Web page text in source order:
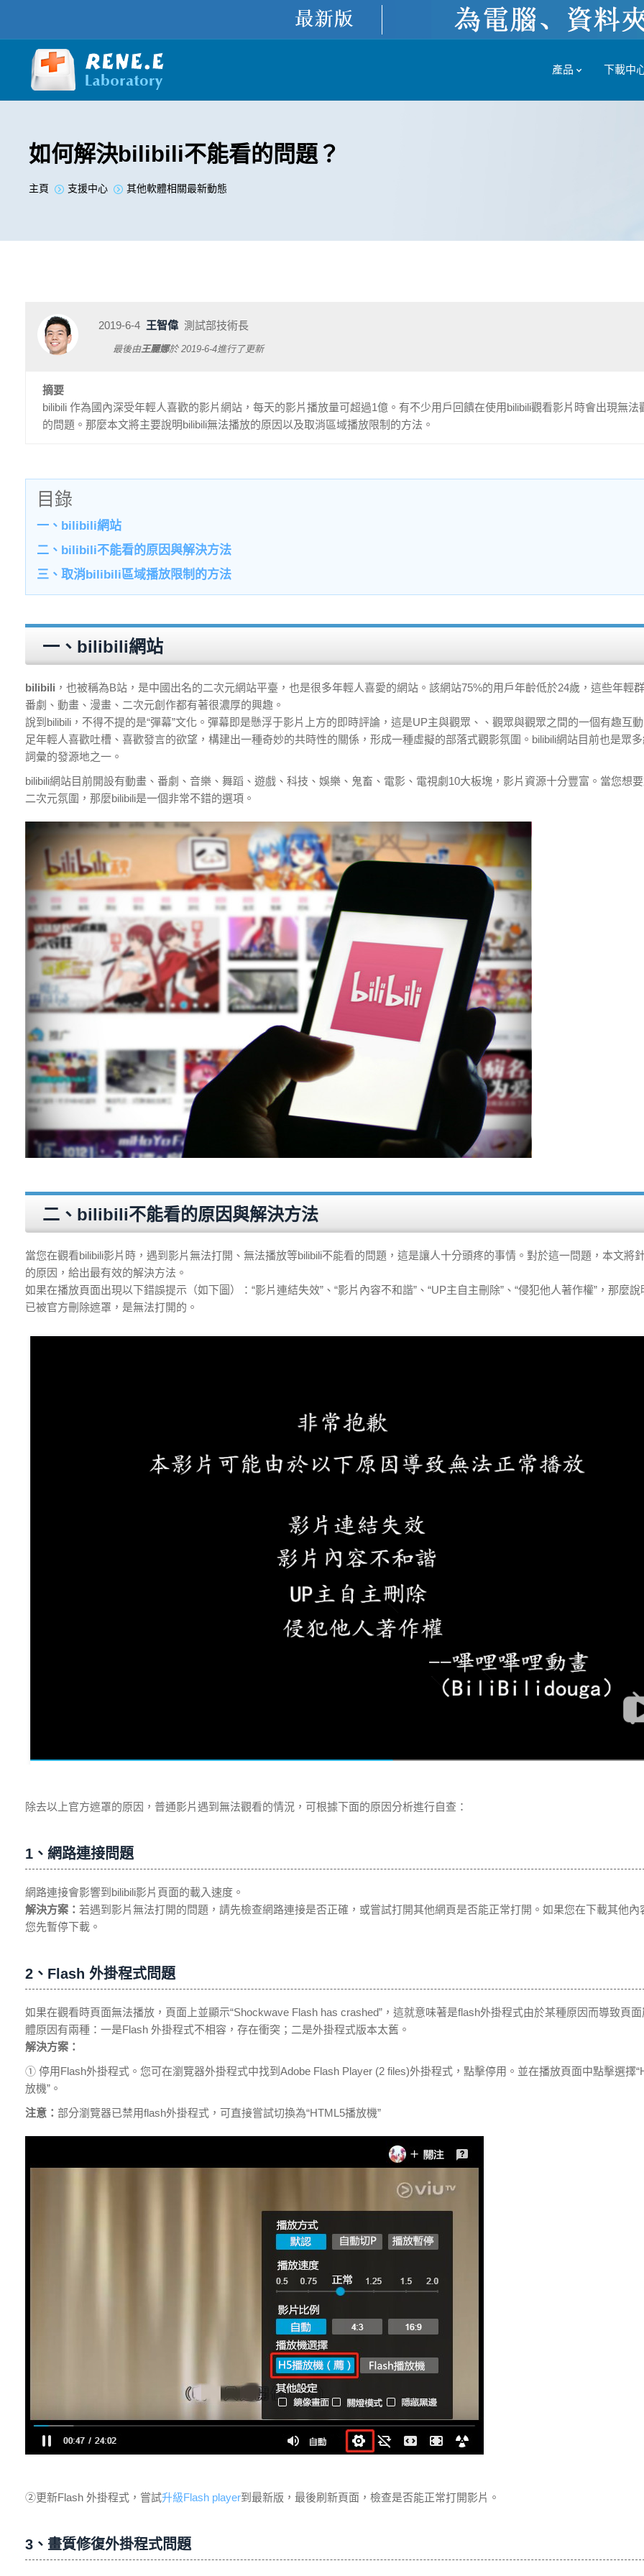
產品 下載中
如何解決bilibili不能看的問題？
您在此处：
主頁 支援中心 其他軟體相關最新動態
2019-6-4 王智偉 測試部技術長
最後由王麗娜於2019-6-4進行了更新
摘要
bilibili 作為國內深受年輕人喜歡的影片網站，每天的影片播放量可超過1億。有不少用戶回饋在使用bilibili觀看影片時會出現無法
的問題。那麼本文將主要說明bilibili無法播放的原因以及取消區域播放限制的方法。
目錄
一、bilibili網站
二、bilibili不能看的原因與解決方法
三、取消bilibili區域播放限制的方法
一、bilibili網站
bilibili ，也被稱為B站，是中國出名的二次元網站平臺，也是很多年輕人喜愛的網站。該網站75%的用戶年齡低於24歲，這些年輕
番劇、動畫、漫畫、二次元創作都有著很濃厚的興趣。
說到bilibili，不得不提的是“彈幕”文化。彈幕即是懸浮于影片上方的即時評論，這是UP主與觀眾、、觀眾與觀眾之間的一個有趣互
足年輕人喜歡吐槽、喜歡發言的欲望，構建出一種奇妙的共時性的關係，形成一種虛擬的部落式觀影氛圍。bilibili網站目前也是眾
詞彙的發源地之一。
bilibili網站目前開設有動畫、番劇、音樂、舞蹈、遊戲、科技、娛樂、鬼畜、電影、電視劇10大板塊，影片資源十分豐富。當您想
二次元氛圍，那麼bilibili是一個非常不錯的選項。
二、bilibili不能看的原因與解決方法
當您在觀看bilibili影片時，遇到影片無法打開、無法播放等bilibili不能看的問題，這是讓人十分頭疼的事情。對於這一問題，本文將
的原因，給出最有效的解決方法。
如果在播放頁面出現以下錯誤提示（如下圖）：“影片連結失效”、“影片內容不和諧”、“UP主自主刪除”、“侵犯他人著作權”，那麼
已被官方刪除遮罩，是無法打開的。
除去以上官方遮罩的原因，普通影片遇到無法觀看的情況，可根據下面的原因分析進行自查：
1、網路連接問題
網路連接會影響到bilibili影片頁面的載入速度。
解決方案： 若遇到影片無法打開的問題，請先檢查網路連接是否正確，或嘗試打開其他網頁是否能正常打開。如果您在下載其他內
您先暫停下載。
2、Flash 外掛程式問題
如果在觀看時頁面無法播放，頁面上並顯示“Shockwave Flash has crashed”，這就意味著是flash外掛程式由於某種原因而導致頁
體原因有兩種：一是Flash 外掛程式不相容，存在衝突；二是外掛程式版本太舊。
解決方案：
① 停用Flash外掛程式。您可在瀏覽器外掛程式中找到Adobe Flash Player (2 files)外掛程式，點擊停用。並在播放頁面中點擊選擇
放機”。
注意： 部分瀏覽器已禁用flash外掛程式，可直接嘗試切換為“HTML5播放機”
②更新Flash 外掛程式，嘗試升級Flash player到最新版，最後刷新頁面，檢查是否能正常打開影片。
3、畫質修復外掛程式問題